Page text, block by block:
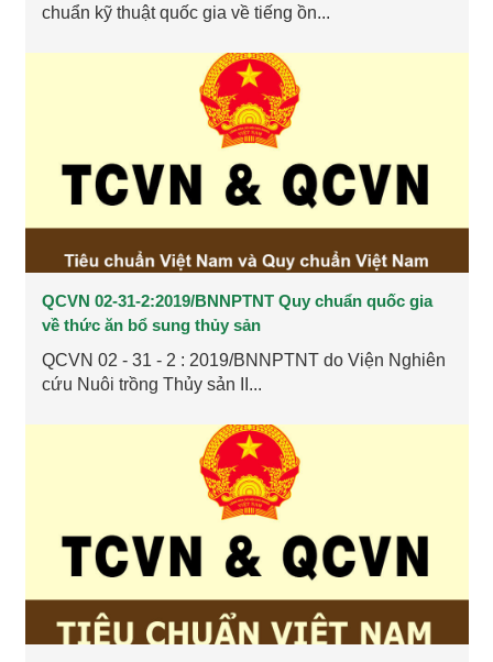
chuẩn kỹ thuật quốc gia về tiếng ồn...
QCVN 02-31-2:2019/BNNPTNT Quy chuẩn quốc gia
về thức ăn bổ sung thủy sản
QCVN 02 - 31 - 2 : 2019/BNNPTNT do Viện Nghiên
cứu Nuôi trồng Thủy sản II...